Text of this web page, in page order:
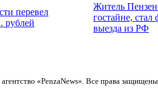
перевел
рублей
Житель
гостайне, стал
выезда из РФ
«PenzaNews». Все права